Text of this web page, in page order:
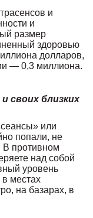
и
и
размер
здоровью
долларов,
— 0,3 миллиона.
своих близких
или
попали, не
В противном
над собой
уровень
местах
на базарах, в